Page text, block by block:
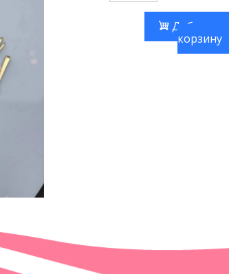
Добавить
корзину